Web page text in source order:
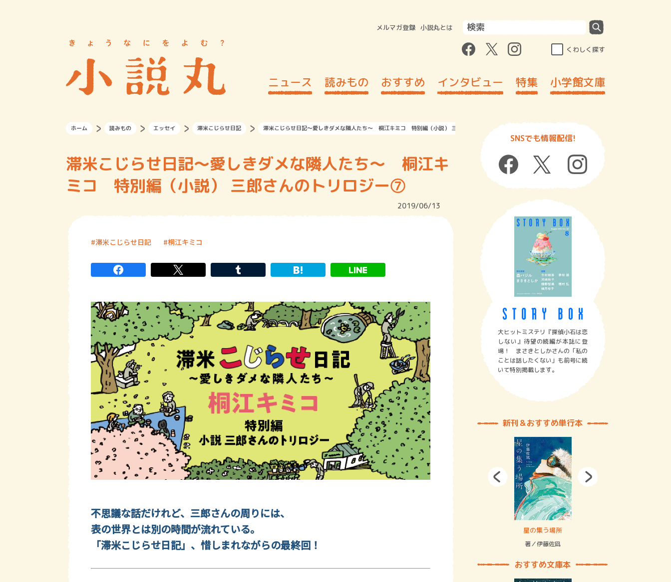
メルマガ登録 小説丸とは
くわしく探す
ニュース 読みもの おすすめ インタビュー 特集 小学館文庫
ホーム 読みもの エッセイ 滞米こじらせ日記 滞米こじらせ日記～愛しきダメな隣人たち～ 桐江キミコ 特別編（小説） 三郎さんのトリロジー⑦
滞米こじらせ日記～愛しきダメな隣人たち～ 桐江キ
ミコ 特別編（小説） 三郎さんのトリロジー⑦
2019/06/13
滞米こじらせ日記 桐江キミコ
不思議な話だけれど、三郎さんの周りには、
表の世界とは別の時間が流れている。
「滞米こじらせ日記」、惜しまれながらの最終回！
SNSでも情報配信!
大ヒットミステリ『探偵小石は恋
しない』待望の続編が本誌に登
場！ まさきとしかさんの「私の
ことは話したくない」も前号に続
いて特別掲載します。
新刊＆おすすめ単行本
賞金稼ぎスリーサム！ 二重拘束の… 星の集う場所
著／伊藤佐凪
おすすめ文庫本